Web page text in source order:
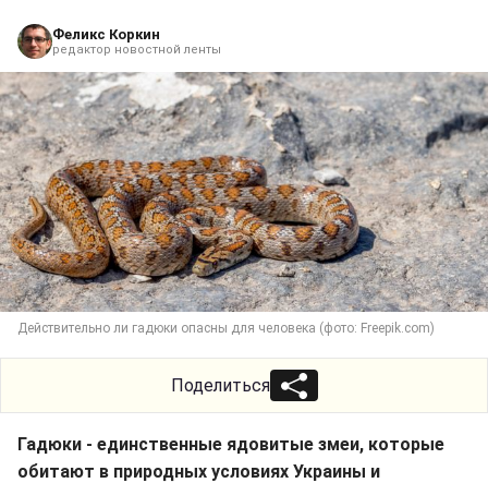
Феликс Коркин
редактор новостной ленты
Действительно ли гадюки опасны для человека (фото: Freepik.com)
Поделиться
Гадюки - единственные ядовитые змеи, которые
обитают в природных условиях Украины и